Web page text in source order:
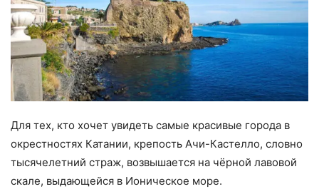
Для тех, кто хочет увидеть самые красивые города в
окрестностях Катании, крепость Ачи-Кастелло, словно
тысячелетний страж, возвышается на чёрной лавовой
скале, выдающейся в Ионическое море.